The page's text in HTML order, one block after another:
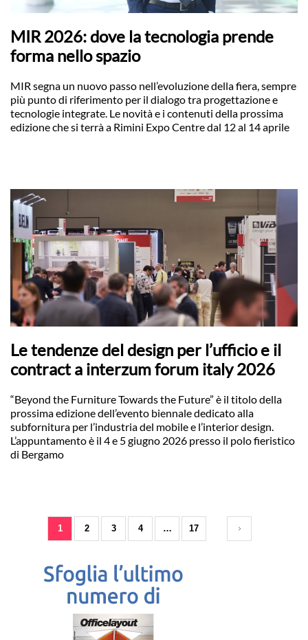
MIR 2026: dove la tecnologia prende
forma nello spazio
MIR segna un nuovo passo nell’evoluzione della fiera, sempre
più punto di riferimento per il dialogo tra progettazione e
tecnologie integrate. Le novità e i contenuti della prossima
edizione che si terrà a Rimini Expo Centre dal 12 al 14 aprile
Le tendenze del design per l’ufficio e il
contract a interzum forum italy 2026
“Beyond the Furniture Towards the Future” è il titolo della
prossima edizione dell’evento biennale dedicato alla
subfornitura per l’industria del mobile e l’interior design.
L’appuntamento è il 4 e 5 giugno 2026 presso il polo fieristico
di Bergamo
1 2 3 4 … 17